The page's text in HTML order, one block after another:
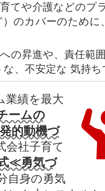
育てや介護などのプ
のカバーのために
の昇進や、責任範
、不安定な 気持
業績を最大
ームの
的動機づ
会社子育て
≪勇気づ
自身の勇気